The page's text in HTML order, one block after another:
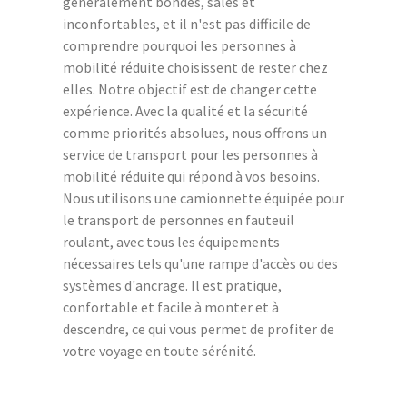
inconfortables, et il n'est pas difficile de
comprendre pourquoi les personnes à
mobilité réduite choisissent de rester chez
elles. Notre objectif est de changer cette
expérience. Avec la qualité et la sécurité
comme priorités absolues, nous offrons un
service de transport pour les personnes à
mobilité réduite qui répond à vos besoins.
Nous utilisons une camionnette équipée pour
le transport de personnes en fauteuil
roulant, avec tous les équipements
nécessaires tels qu'une rampe d'accès ou des
systèmes d'ancrage. Il est pratique,
confortable et facile à monter et à
descendre, ce qui vous permet de profiter de
votre voyage en toute sérénité.